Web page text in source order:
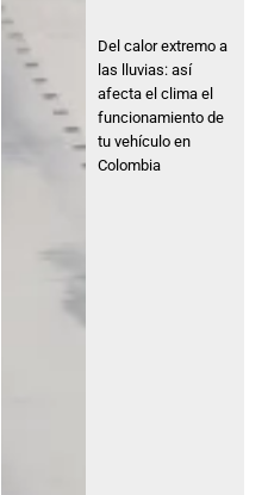
Del calor extremo a
las lluvias: así
afecta el clima el
funcionamiento de
tu vehículo en
Colombia